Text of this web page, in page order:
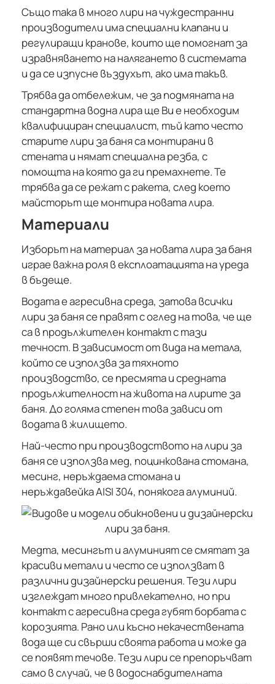
Също така в много лири на чуждестранни
производители има специални клапани и
регулиращи кранове, които ще помогнат за
изравняването на налягането в системата
и да се изпусне въздухът, ако има такъв.
Трябва да отбележим, че за подмяната на
стандартна водна лира ще Ви е необходим
квалифициран специалист, тъй като често
старите лири за баня са монтирани в
стената и нямат специална резба, с
помощта на която да ги премахнете. Те
трябва да се режат с ракета, след което
майсторът ще монтира новата лира.
Материали
Изборът на материал за новата лира за баня
играе важна роля в експлоатацията на уреда
в бъдеще.
Водата е агресивна среда, затова всички
лири за баня се правят с оглед на това, че ще
са в продължителен контакт с тази
течност. В зависимост от вида на метала,
който се използва за тяхното
производство, се пресмята и средната
продължителност на живота на лирите за
баня. До голяма степен това зависи от
водата в жилището.
Най-често при производството на лири за
баня се използва мед, поцинкована стомана,
месинг, неръждаема стомана и
неръждавейка AISI 304, понякога алуминий.
Медта, месингът и алуминият се смятат за
красиви метали и често се използват в
различни дизайнерски решения. Тези лири
изглеждат много привлекателно, но при
контакт с агресивна среда губят борбата с
корозията. Рано или късно некачествената
вода ще си свърши своята работа и може да
се появят течове. Тези лири се препоръчват
само в случай, че в водоснабдителната